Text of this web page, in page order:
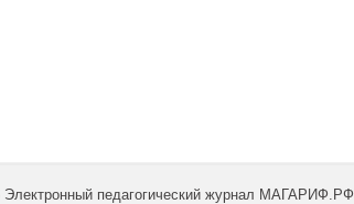
Электронный педагогический журнал МАГАРИФ.РФ